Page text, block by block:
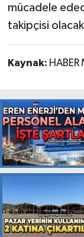
mücadele
takipçisi
Kaynak: HABER